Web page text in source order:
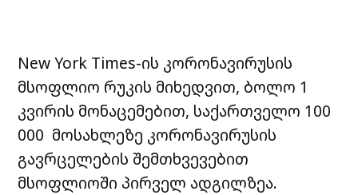
New York Times-ის კორონავირუსის
მსოფლიო რუკის მიხედვით, ბოლო 1
კვირის მონაცემებით, საქართველო 100
000 მოსახლეზე კორონავირუსის
გავრცელების შემთხვევებით
მსოფლიოში პირველ ადგილზეა.